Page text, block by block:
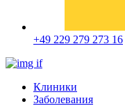
+49 229 279 273 16
Клиники
Заболевания